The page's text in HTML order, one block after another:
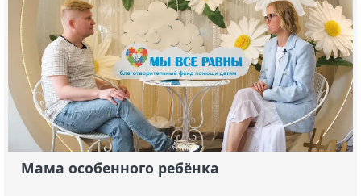
Мама особенного ребёнка